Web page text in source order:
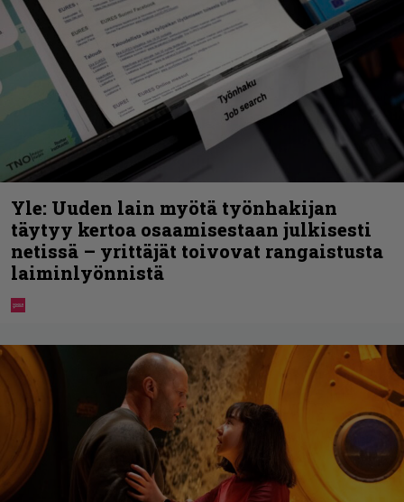
Yle: Uuden lain myötä työnhakijan
täytyy kertoa osaamisestaan julkisesti
netissä – yrittäjät toivovat rangaistusta
laiminlyönnistä